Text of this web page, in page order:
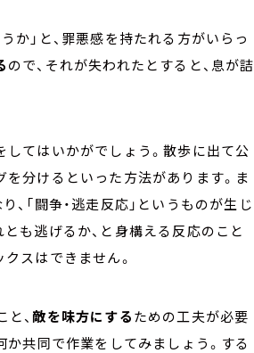
か」と、罪悪感を持たれる方がいらっ
ので、それが失われたとすると、息が詰
てはいかがでしょう。散歩に出て公
分けるといった方法があります。ま
「闘争・逃走反応」というものが生じ
も逃げるか、と身構える反応のこと
スはできません。
、 敵を味方にするための工夫が必要
か共同で作業をしてみましょう。する